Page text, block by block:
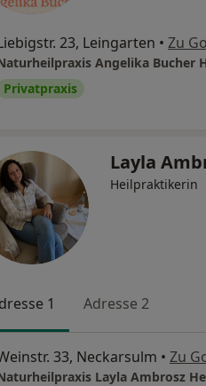
23, Leingarten • Zu
Angelika Bucher
Privatpraxis
Layla
Heilpraktikerin
1 Adresse 2
33, Neckarsulm • Zu
Layla Ambrosz